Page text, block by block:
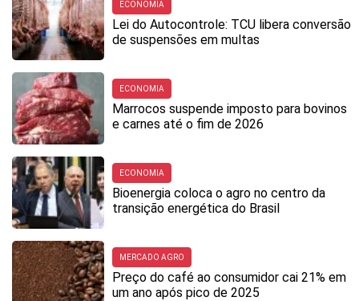
ECONOMIA
Lei do Autocontrole: TCU libera conversão
de suspensões em multas
ECONOMIA
Marrocos suspende imposto para bovinos
e carnes até o fim de 2026
ECONOMIA
Bioenergia coloca o agro no centro da
transição energética do Brasil
MERCADO AGRO
Preço do café ao consumidor cai 21% em
um ano após pico de 2025